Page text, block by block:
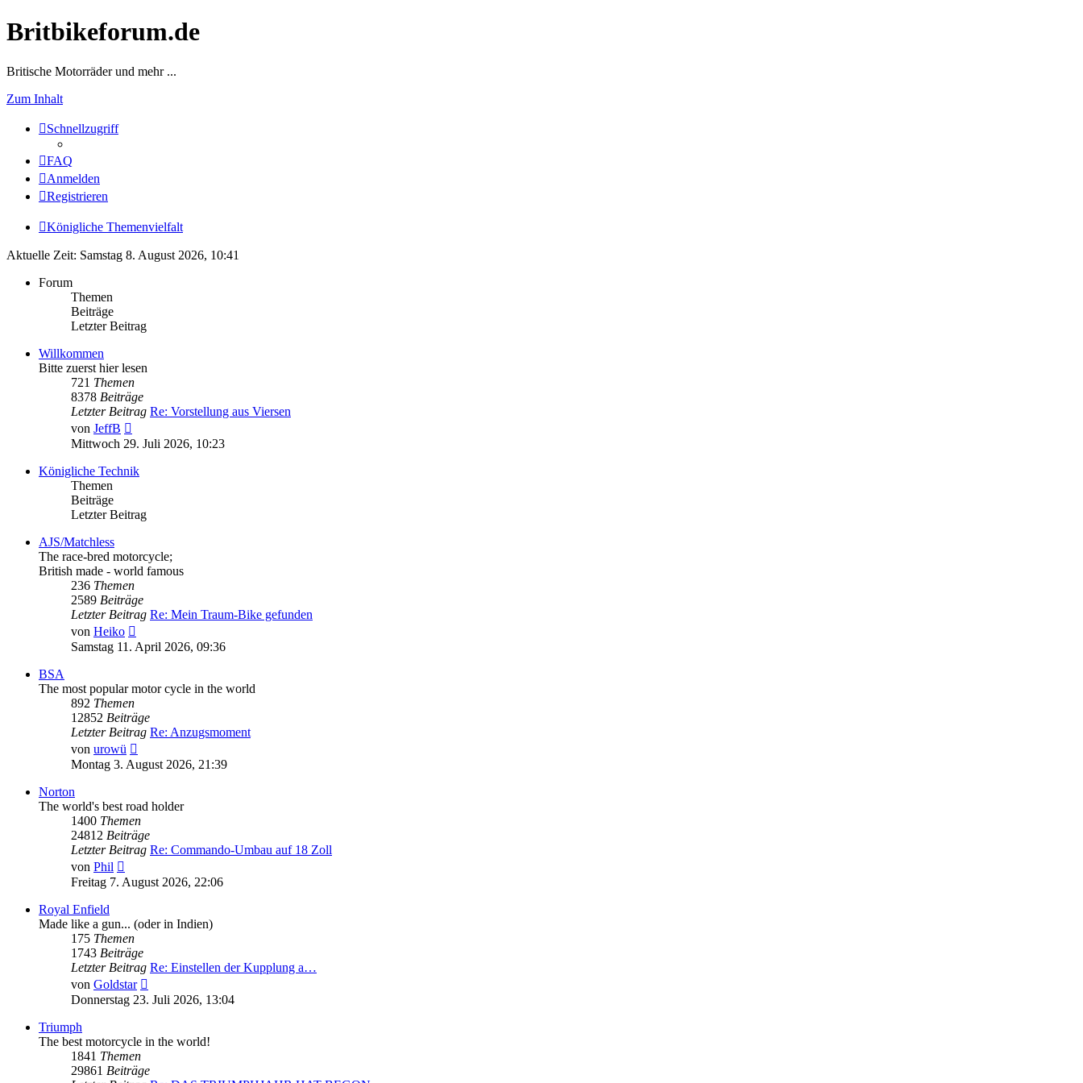
Britbikeforum.de
Britische Motorräder und mehr ...
Zum Inhalt
Schnellzugriff
FAQ
Anmelden
Registrieren
Königliche Themenvielfalt
Aktuelle Zeit: Samstag 8. August 2026, 10:41
Forum
Themen
Beiträge
Letzter Beitrag
Willkommen
Bitte zuerst hier lesen
721 Themen
8378 Beiträge
Letzter Beitrag Re: Vorstellung aus Viersen
von JeffB
Beitrag
Mittwoch 29. Juli 2026, 10:23
Königliche Technik
Themen
Beiträge
Letzter Beitrag
AJS/Matchless
The race-bred motorcycle;
British made - world famous
236 Themen
2589 Beiträge
Letzter Beitrag Re: Mein Traum-Bike gefunden
von Heiko
Beitrag
Samstag 11. April 2026, 09:36
BSA
The most popular motor cycle in the world
892 Themen
12852 Beiträge
Letzter Beitrag Re: Anzugsmoment
von urowü
Beitrag
Montag 3. August 2026, 21:39
Norton
The world's best road holder
1400 Themen
24812 Beiträge
Letzter Beitrag Re: Commando-Umbau auf 18 Zoll
von Phil
Beitrag
Freitag 7. August 2026, 22:06
Royal Enfield
Made like a gun... (oder in Indien)
175 Themen
1743 Beiträge
Letzter Beitrag Re: Einstellen der Kupplung a…
von Goldstar
Beitrag
Donnerstag 23. Juli 2026, 13:04
Triumph
The best motorcycle in the world!
1841 Themen
29861 Beiträge